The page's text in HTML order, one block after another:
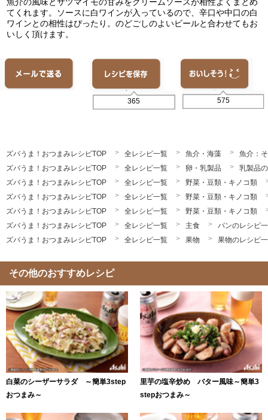
てくれます。ソースに白ワインが入っているので、辛口や中口の白
ワインとの相性はぴったり。のどごしのよいビールと合わせてもお
いしく頂けます。
365 575
ズバうま！おつまみレシピTOP 全レシピ一覧 魚介・海藻
魚介：
ズバうま！おつまみレシピTOP
全レシピ一覧 卵・乳製品
乳製品
ズバうま！おつまみレシピTOP
全レシピ一覧
野菜・豆類・キノコ類
ズバうま！おつまみレシピTOP
全レシピ一覧
野菜・豆類・キノコ類
ズバうま！おつまみレシピTOP
全レシピ一覧
野菜・豆類・キノコ類
ズバうま！おつまみレシピTOP
全レシピ一覧 主食
パンのレシピ
ズバうま！おつまみレシピTOP
全レシピ一覧 果物 果物のレシピ
その他のおすすめレシピ
白菜のシーザーサラダ ～簡単3step
おつまみ～
里芋の塩辛炒め バター風味～簡単3
stepおつまみ～